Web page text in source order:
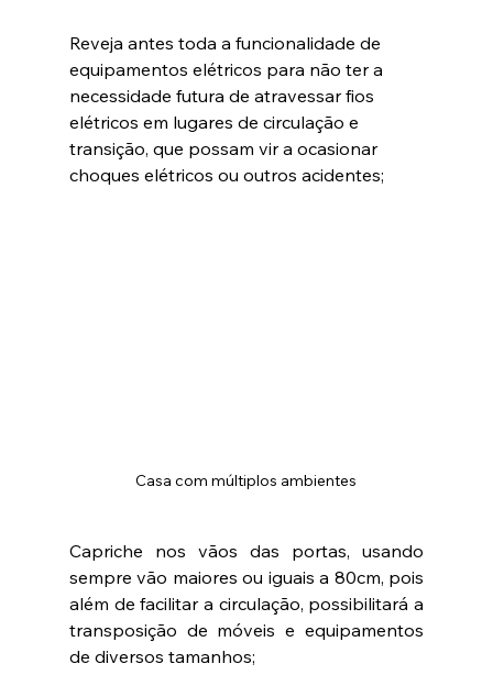
Reveja antes toda a funcionalidade de
equipamentos elétricos para não ter a
necessidade futura de atravessar fios
elétricos em lugares de circulação e
transição, que possam vir a ocasionar
choques elétricos ou outros acidentes;
Casa com múltiplos ambientes
Capriche nos vãos das portas, usando
sempre vão maiores ou iguais a 80cm, pois
além de facilitar a circulação, possibilitará a
transposição de móveis e equipamentos
de diversos tamanhos;